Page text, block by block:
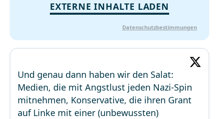
EXTERNE INHALTE LADEN
Datenschutzbestimmungen
Und genau dann haben wir den Salat:
Medien, die mit Angstlust jeden Nazi-Spin
mitnehmen, Konservative, die ihren Grant
auf Linke mit einer (unbewussten)